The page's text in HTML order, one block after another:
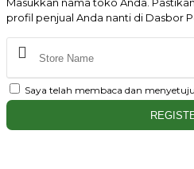
profil penjual Anda nanti di Dasbor
Saya telah membaca dan